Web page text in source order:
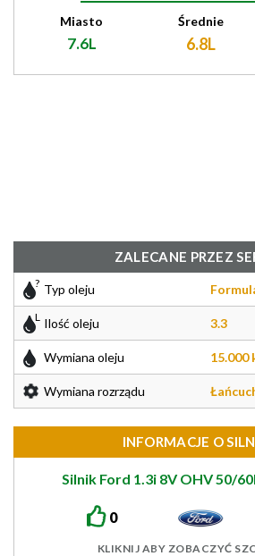
Miasto
7.6L
Średnie
6.8L
ZALECANE PRZEZ
Typ oleju
Ilość oleju 3.3
Wymiana oleju 15.000
Wymiana rozrządu
INFORMACJE O
Silnik Ford 1.3i 8V OHV 50/
0
KLIKNIJ ABY ZOBACZYĆ